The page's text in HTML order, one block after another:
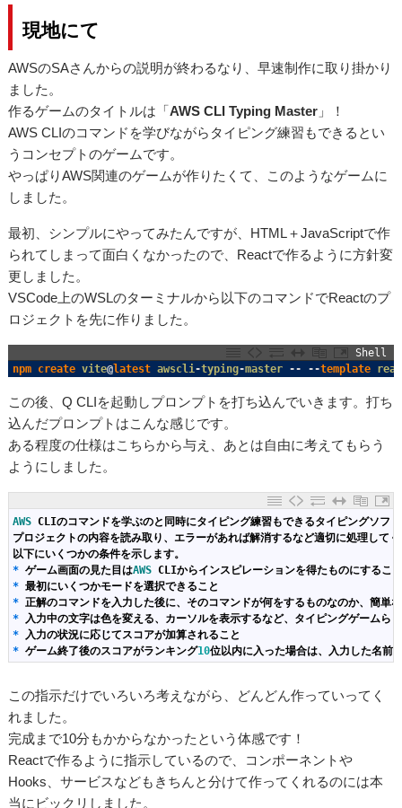
現地にて
AWSのSAさんからの説明が終わるなり、早速制作に取り掛かり
ました。
作るゲームのタイトルは「AWS CLI Typing Master 」！
AWS CLIのコマンドを学びながらタイピング練習もできるとい
うコンセプトのゲームです。
やっぱりAWS関連のゲームが作りたくて、このようなゲームに
しました。
最初、シンプルにやってみたんですが、HTML＋JavaScriptで作
られてしまって面白くなかったので、Reactで作るように方針変
更しました。
VSCode上のWSLのターミナルから以下のコマンドでReactのプ
ロジェクトを先に作りました。
Shell
npm create vite@latest awscli-typing-master -- --template
この後、Q CLIを起動しプロンプトを打ち込んでいきます。打ち
込んだプロンプトはこんな感じです。
ある程度の仕様はこちらから与え、あとは自由に考えてもらう
ようにしました。
AWS CLIのコマンドを学ぶのと同時にタイピング練習もできるタイピングソフ
プロジェクトの内容を読み取り、エラーがあれば解消するなど適切に処理して
以下にいくつかの条件を示します。
* ゲーム画面の見た目はAWS CLIからインスピレーションを得たものにするこ
* 最初にいくつかモードを選択できること
* 正解のコマンドを入力した後に、そのコマンドが何をするものなのか、簡単
* 入力中の文字は色を変える、カーソルを表示するなど、タイピングゲームら
* 入力の状況に応じてスコアが加算されること
* ゲーム終了後のスコアがランキング10位以内に入った場合は、入力した名前
この指示だけでいろいろ考えながら、どんどん作っていってく
れました。
完成まで10分もかからなかったという体感です！
Reactで作るように指示しているので、コンポーネントや
Hooks、サービスなどもきちんと分けて作ってくれるのには本
当にビックリしました。